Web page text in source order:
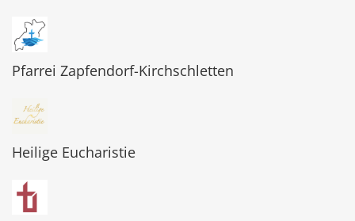
Pfarrei Zapfendorf-Kirchschletten
Heilige Eucharistie